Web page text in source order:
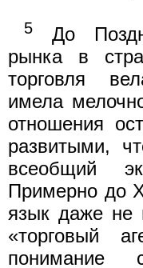
5
До
рынка в
торговля
имела
отношения
развитыми,
всеобщий
Примерно до
язык даже не
«торговый
понимание